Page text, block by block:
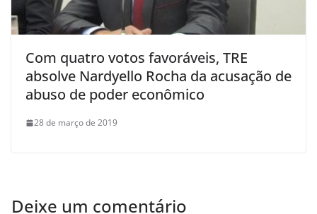
Com quatro votos favoráveis, TRE
absolve Nardyello Rocha da acusação de
abuso de poder econômico
28 de março de 2019
Deixe um comentário